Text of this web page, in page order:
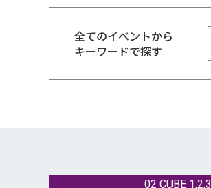
全てのイベントから
キーワードで探す
02 CUBE 1,2,3